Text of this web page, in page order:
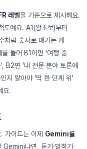
레벨을 기준으로 제시해요.
도예요. A1(왕초보)부터
처럼 숫자로 매기는 게
들어 B1이면 '여행 중
B2면 '내 전문 분야 토론에
지 알아야 '딱 한 단계 위'
요.
가이드는 이제 Gemini를
Gemini냐면, 듣기·말하기·